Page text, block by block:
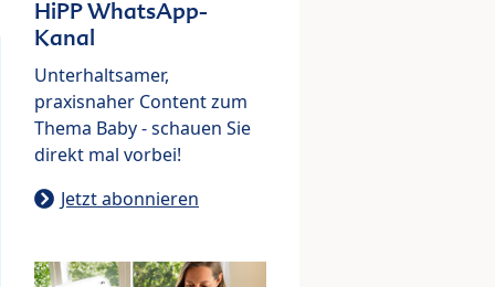
HiPP WhatsApp-
Kanal
Unterhaltsamer,
praxisnaher Content zum
Thema Baby - schauen Sie
direkt mal vorbei!
Jetzt abonnieren